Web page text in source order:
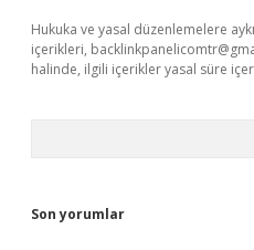
Hukuka ve yasal düzenlemelere
içerikleri,
halinde, ilgili içerikler yasal süre
Son yorumlar